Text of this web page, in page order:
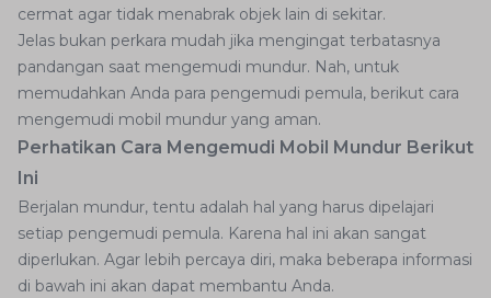
cermat agar tidak menabrak objek lain di sekitar.
Jelas bukan perkara mudah jika mengingat terbatasnya
pandangan saat mengemudi mundur. Nah, untuk
memudahkan Anda para pengemudi pemula, berikut cara
mengemudi mobil mundur yang aman.
Perhatikan Cara Mengemudi Mobil Mundur Berikut
Ini
Berjalan mundur, tentu adalah hal yang harus dipelajari
setiap pengemudi pemula. Karena hal ini akan sangat
diperlukan. Agar lebih percaya diri, maka beberapa informasi
di bawah ini akan dapat membantu Anda.